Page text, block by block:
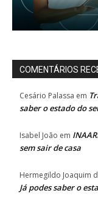
COMENTÁRIOS
Cesário Palassa em
saber o estado do
Isabel João em
sem sair de casa
Hermegildo Joaquim
Já podes saber o